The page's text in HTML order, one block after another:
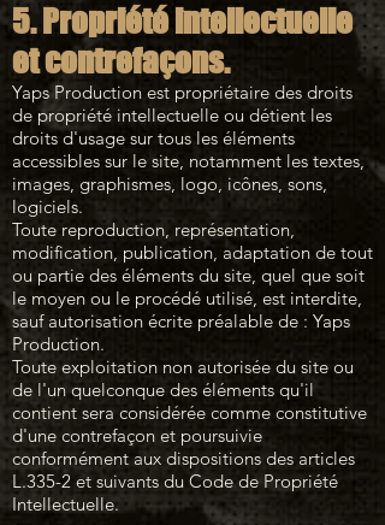
5. Propriété intellectuelle
et contrefaçons.
Yaps Production est propriétaire des droits
de propriété intellectuelle ou détient les
droits d'usage sur tous les éléments
accessibles sur le site, notamment les textes,
images, graphismes, logo, icônes, sons,
logiciels.
Toute reproduction, représentation,
modification, publication, adaptation de tout
ou partie des éléments du site, quel que soit
le moyen ou le procédé utilisé, est interdite,
sauf autorisation écrite préalable de : Yaps
Production.
Toute exploitation non autorisée du site ou
de l'un quelconque des éléments qu'il
contient sera considérée comme constitutive
d'une contrefaçon et poursuivie
conformément aux dispositions des articles
L.335-2 et suivants du Code de Propriété
Intellectuelle.